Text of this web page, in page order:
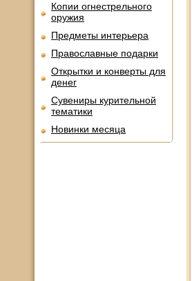
Копии огнестрельного
оружия
Предметы интерьера
Православные подарки
Открытки и конверты для
денег
Сувениры курительной
тематики
Новинки месяца